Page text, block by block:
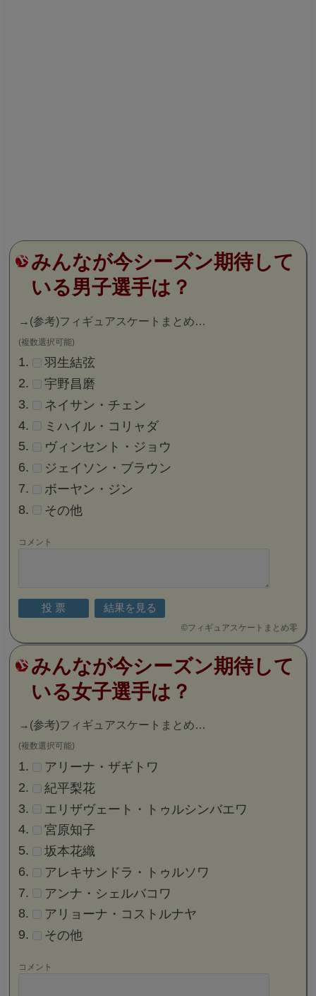
みんなが今シーズン期待して
いる男子選手は？
→ (参考)フィギュアスケートまとめ…
(複数選択可能)
羽生結弦
宇野昌磨
ネイサン・チェン
ミハイル・コリャダ
ヴィンセント・ジョウ
ジェイソン・ブラウン
ボーヤン・ジン
その他
コメント
©フィギュアスケートまとめ零
みんなが今シーズン期待して
いる女子選手は？
→ (参考)フィギュアスケートまとめ…
(複数選択可能)
アリーナ・ザギトワ
紀平梨花
エリザヴェート・トゥルシンバエワ
宮原知子
坂本花織
アレキサンドラ・トゥルソワ
アンナ・シェルバコワ
アリョーナ・コストルナヤ
その他
コメント